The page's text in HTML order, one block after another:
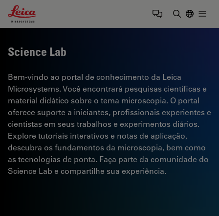
Leica Microsystems Logo
Science Lab
Bem-vindo ao portal de conhecimento da Leica
Microsystems. Você encontrará pesquisas científicas e
material didático sobre o tema microscopia. O portal
oferece suporte a iniciantes, profissionais experientes e
cientistas em seus trabalhos e experimentos diários.
Explore tutoriais interativos e notas de aplicação,
descubra os fundamentos da microscopia, bem como
as tecnologias de ponta. Faça parte da comunidade do
Science Lab e compartilhe sua experiência.